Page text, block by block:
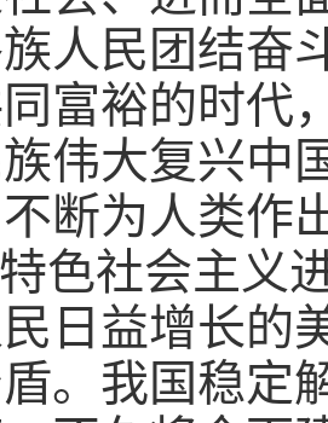
人民团结奋
富裕的时代
伟大复兴中
断为人类作
色社会主义
日益增长的
。我国稳定